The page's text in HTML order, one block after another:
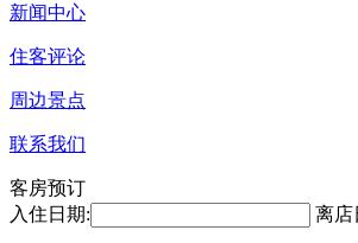
新闻中心
住客评论
周边景点
联系我们
客房预订
入住日期:
离店